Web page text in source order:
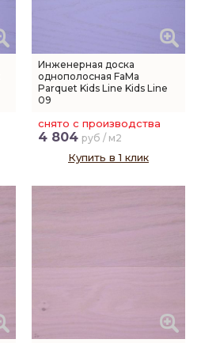
Инженерная доска
однополосная FaMa
Parquet Kids Line Kids Line
09
снято с производства
4 804 руб / м2
Купить в 1 клик